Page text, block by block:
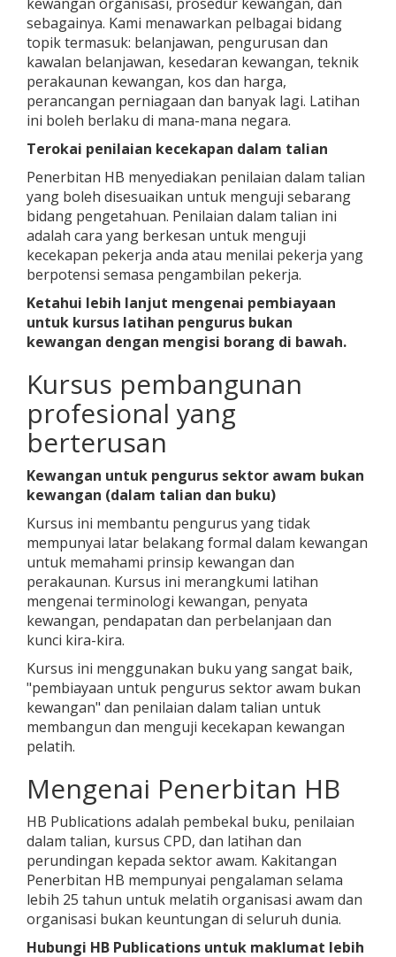
sebagainya. Kami menawarkan pelbagai bidang
topik termasuk: belanjawan, pengurusan dan
kawalan belanjawan, kesedaran kewangan, teknik
perakaunan kewangan, kos dan harga,
perancangan perniagaan dan banyak lagi. Latihan
ini boleh berlaku di mana-mana negara.
Terokai penilaian kecekapan dalam talian
Penerbitan HB menyediakan penilaian dalam talian
yang boleh disesuaikan untuk menguji sebarang
bidang pengetahuan. Penilaian dalam talian ini
adalah cara yang berkesan untuk menguji
kecekapan pekerja anda atau menilai pekerja yang
berpotensi semasa pengambilan pekerja.
Ketahui lebih lanjut mengenai pembiayaan
untuk kursus latihan pengurus bukan
kewangan dengan mengisi borang di bawah.
Kursus pembangunan
profesional yang
berterusan
Kewangan untuk pengurus sektor awam bukan
kewangan (dalam talian dan buku)
Kursus ini membantu pengurus yang tidak
mempunyai latar belakang formal dalam kewangan
untuk memahami prinsip kewangan dan
perakaunan. Kursus ini merangkumi latihan
mengenai terminologi kewangan, penyata
kewangan, pendapatan dan perbelanjaan dan
kunci kira-kira.
Kursus ini menggunakan buku yang sangat baik,
"pembiayaan untuk pengurus sektor awam bukan
kewangan" dan penilaian dalam talian untuk
membangun dan menguji kecekapan kewangan
pelatih.
Mengenai Penerbitan HB
HB Publications adalah pembekal buku, penilaian
dalam talian, kursus CPD, dan latihan dan
perundingan kepada sektor awam. Kakitangan
Penerbitan HB mempunyai pengalaman selama
lebih 25 tahun untuk melatih organisasi awam dan
organisasi bukan keuntungan di seluruh dunia.
Hubungi HB Publications untuk maklumat lebih